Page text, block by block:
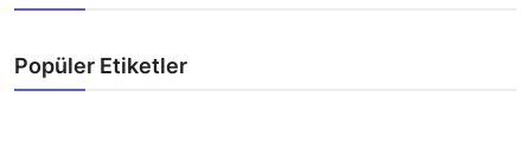
Popüler Etiketler